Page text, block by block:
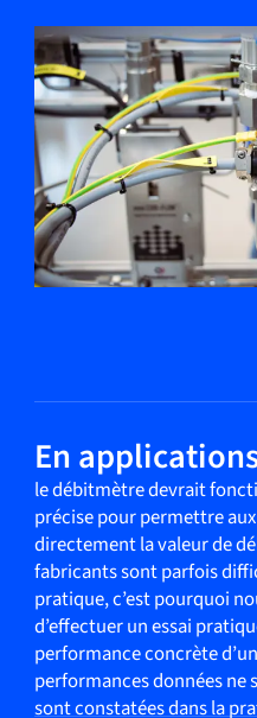
En
le débitmètre devrait
précise pour permettre
directement la valeur de
fabricants sont parfois
pratique, c’est pourquoi
d’effectuer un essai
performance concrète
performances données ne
sont constatées dans la